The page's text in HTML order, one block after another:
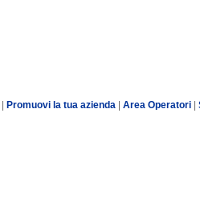
Promuovi la tua azienda Area Operatori